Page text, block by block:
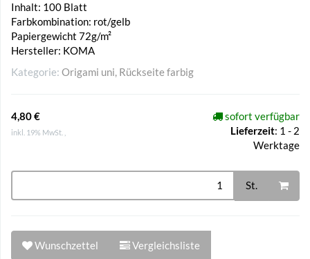
Inhalt: 100 Blatt
Farbkombination: rot/gelb
Papiergewicht 72g/m²
Hersteller: KOMA
Kategorie: Origami uni, Rückseite farbig
4,80 €
inkl. 19% MwSt. ,
sofort verfügbar
Lieferzeit: 1 - 2
Werktage
St.
Wunschzettel Vergleichsliste